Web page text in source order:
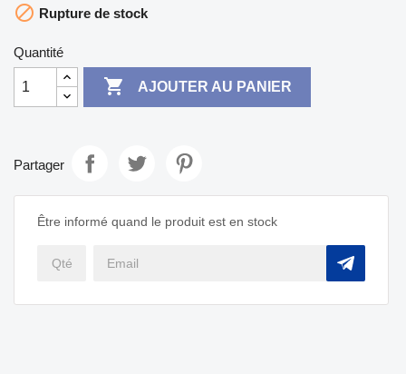
 Rupture de stock
Quantité
 AJOUTER AU PANIER
Partager
Être informé quand le produit est en stock